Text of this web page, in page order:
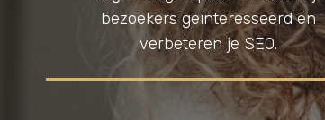
bezoekers geïnteresseerd en
verbeteren je SEO.